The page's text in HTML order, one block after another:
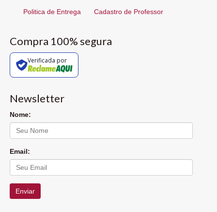
Politica de Entrega Cadastro de Professor
Compra 100% segura
Verificada por
Newsletter
Nome:
Email:
Enviar